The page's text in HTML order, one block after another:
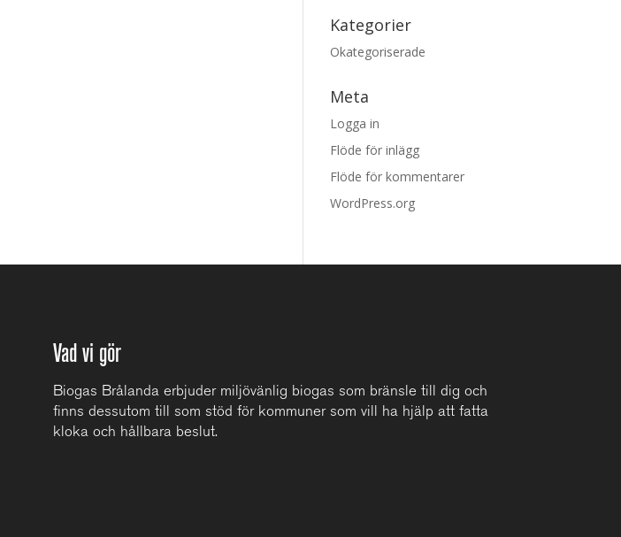
Kategorier
Okategoriserade
Meta
Logga in
Flöde för inlägg
Flöde för kommentarer
WordPress.org
Vad vi gör
Biogas Brålanda erbjuder miljövänlig biogas som bränsle till dig och
finns dessutom till som stöd för kommuner som vill ha hjälp att fatta
kloka och hållbara beslut.